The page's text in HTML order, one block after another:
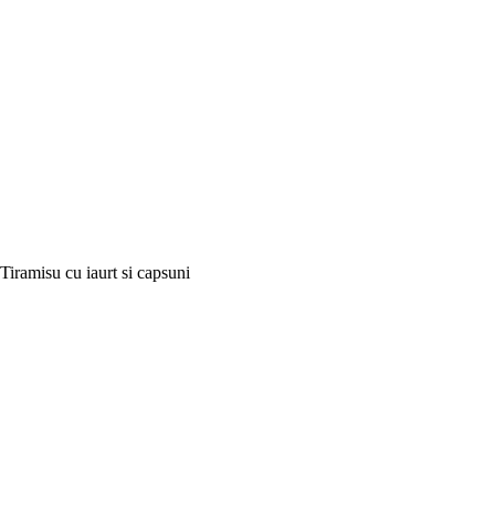
Tiramisu cu iaurt si capsuni